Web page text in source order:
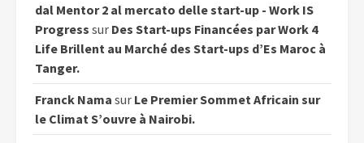
dal Mentor 2 al mercato delle start-up - Work IS
Progress sur Des Start-ups Financées par Work 4
Life Brillent au Marché des Start-ups d’Es Maroc à
Tanger.
Franck Nama sur Le Premier Sommet Africain sur
le Climat S’ouvre à Nairobi.